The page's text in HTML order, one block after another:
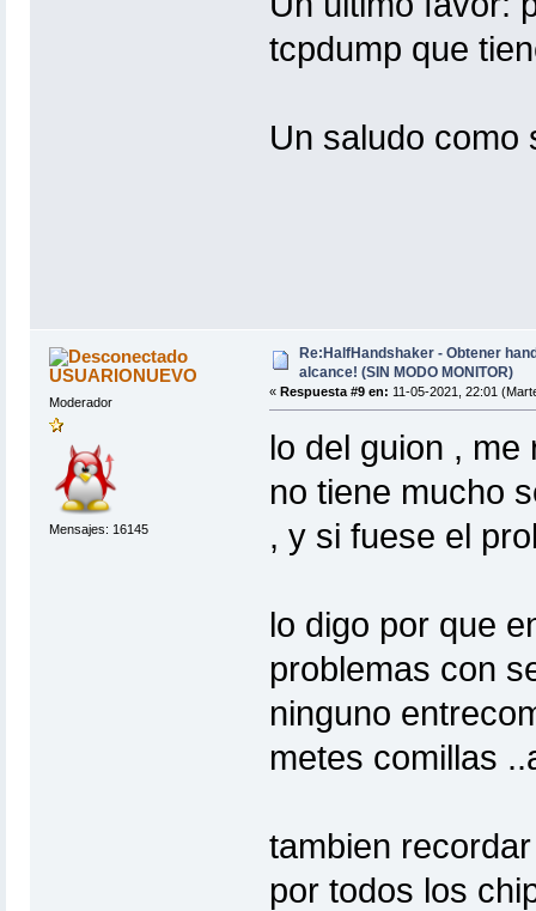
tcpdump que
Un saludo como
USUARIONUEVO
Moderador
Mensajes: 16145
Re:HalfHandshaker - Obtener
alcance! (SIN MODO MONITOR)
« Respuesta #9 en: 11-05-2021, 22:01
lo del guion , me
no tiene mucho
, y si fuese el
lo digo por que
problemas con
ninguno
metes comillas
tambien
por todos los